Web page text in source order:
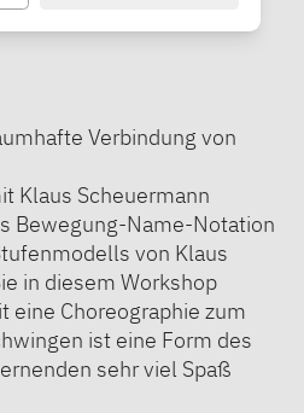
Verbindung von
Klaus Scheuermann
Bewegung-Name-Notation
von Klaus
in diesem Workshop
eine Choreographie zum
ist eine Form des
sehr viel Spaß